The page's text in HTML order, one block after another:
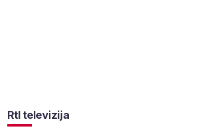
Rtl televizija